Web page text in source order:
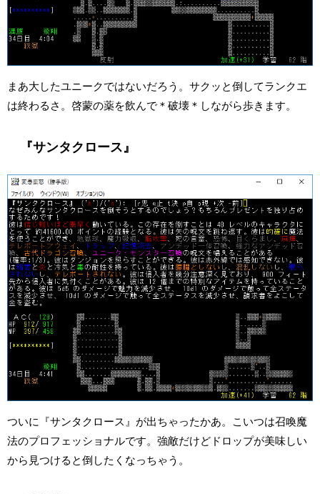
まあ大したユニークではないだろう。サクッと倒してランクエ
は終わるさ。啓蒙の薬を飲んで＊破壊＊しながら歩きます。
『サンタクロース』
ついに『サンタクロース』が出ちゃったかあ。こいつは召喚魔
法のプロフェッショナルです。強敵だけどドロップが美味しい
から見つけると倒したくなっちゃう。